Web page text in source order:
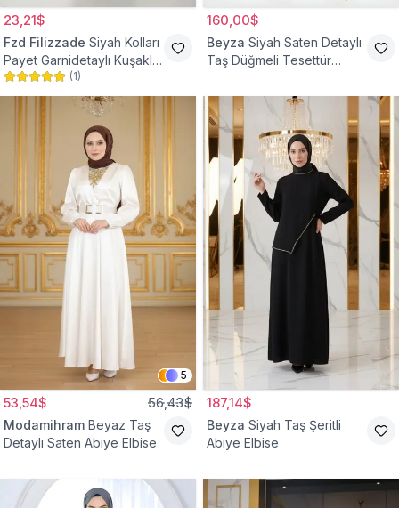
23,21$
Fzd Filizzade Siyah Kolları
Payet Garnidetaylı Kuşaklı
Abiye Elbise
(1)
160,00$
Beyza Siyah Saten Detaylı
Taş Düğmeli Tesettür
5
53,54$ 56,43$
Modamihram Beyaz Taş
Detaylı Saten Abiye Elbise
187,14$
Beyza Siyah Taş Şeritli
Abiye Elbise